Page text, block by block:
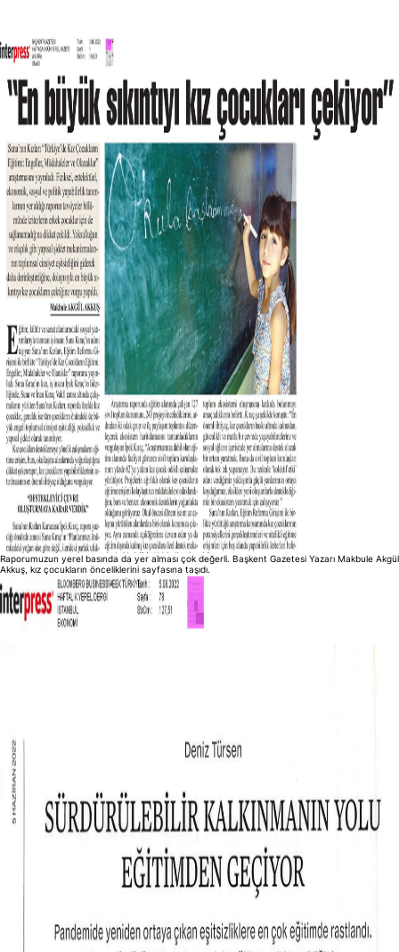
Raporumuzun yerel basında da yer alması çok değerli. Başkent Gazetesi Yazarı Makbule Akgül
Akkuş, kız çocukların önceliklerini sayfasına taşıdı.
Suna’nın Kızları
Anasayfa